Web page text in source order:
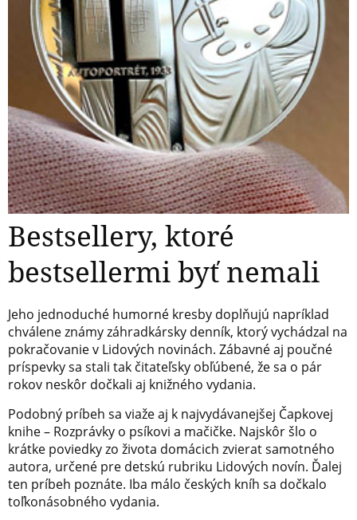
Bestsellery, ktoré
bestsellermi byť nemali
Jeho jednoduché humorné kresby doplňujú napríklad
chválene známy záhradkársky denník, ktorý vychádzal na
pokračovanie v Lidových novinách. Zábavné aj poučné
príspevky sa stali tak čitateľsky obľúbené, že sa o pár
rokov neskôr dočkali aj knižného vydania.
Podobný príbeh sa viaže aj k najvydávanejšej Čapkovej
knihe – Rozprávky o psíkovi a mačičke. Najskôr šlo o
krátke poviedky zo života domácich zvierat samotného
autora, určené pre detskú rubriku Lidových novín. Ďalej
ten príbeh poznáte. Iba málo českých kníh sa dočkalo
toľkonásobného vydania.